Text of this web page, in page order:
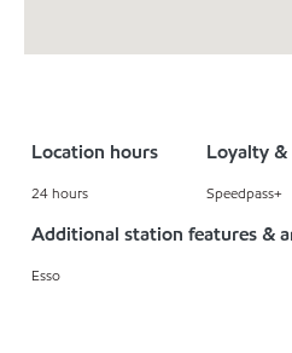
Location hours
24 hours
Loyalty &
Speedpass+
Additional station features &
Esso